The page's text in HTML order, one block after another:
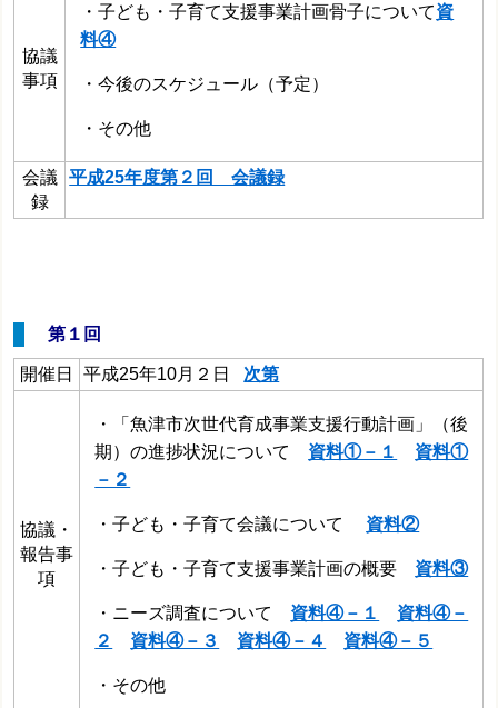
協議
事項
・子ども・子育て支援事業計画骨子について資
料④
・今後のスケジュール（予定）
・その他
会議
録
平成25年度第２回 会議録
第１回
開催日 平成25年10月２日 次第
協議・
報告事
項
・「魚津市次世代育成事業支援行動計画」（後
期）の進捗状況について 資料①－１
資料①
－２
・子ども・子育て会議について 資料②
・子ども・子育て支援事業計画の概要 資料③
・ニーズ調査について 資料④－１
資料④－
２
資料④－３ 資料④－４ 資料④－５
・その他